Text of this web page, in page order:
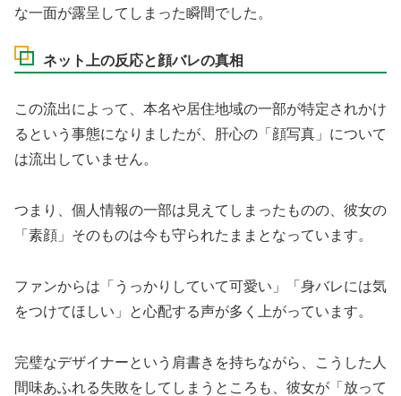
な一面が露呈してしまった瞬間でした。
ネット上の反応と顔バレの真相
この流出によって、本名や居住地域の一部が特定されかけ
るという事態になりましたが、肝心の「顔写真」について
は流出していません。
つまり、個人情報の一部は見えてしまったものの、彼女の
「素顔」そのものは今も守られたままとなっています。
ファンからは「うっかりしていて可愛い」「身バレには気
をつけてほしい」と心配する声が多く上がっています。
完璧なデザイナーという肩書きを持ちながら、こうした人
間味あふれる失敗をしてしまうところも、彼女が「放って